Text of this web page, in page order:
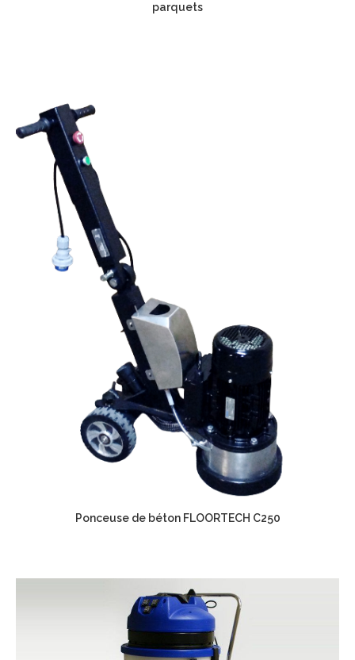
parquets
Ponceuse de béton FLOORTECH C250